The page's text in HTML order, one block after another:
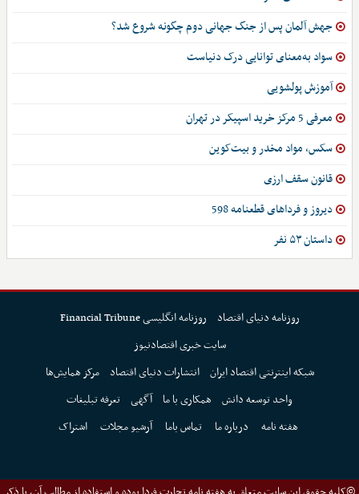
جهش آلمان پس از جنگ جهانی دوم چگونه شروع شد؟
سواد به‌معنای توانایی درک دنیاست
آموزش پولشویی
معرفی 5 مرکز خرید اسپیکر در تهران
سکس، مواد مخدر و بیت‌کوین
قانون سقف ارزی
دیروز و فرداهای قطعنامه 598
داستان ۵۳ نفر
روزنامه دنیای اقتصاد
روزنامه انگلیسی Financial Tribune
سایت خبری اقتصادنیوز
شبکه اینترنتی اقتصاد ایران انتشارات دنیای اقتصاد
مرکز همایش‌ها
واحد توسعه دانش همکاری با ما آگهی تعرفه تبلیغات
هفته نامه
درباره ما تماس باما آرشیو مجلات اشتراک